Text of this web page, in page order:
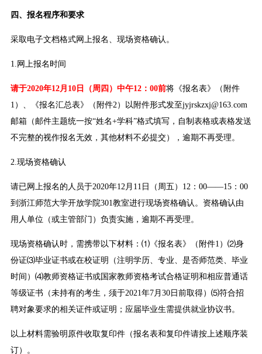
四、报名程序和要求
采取电子文档格式网上报名、现场资格确认。
1.网上报名时间
请于2020年12月10日（周四）中午12：00前将《报名表》（附件
1）、《报名汇总表》（附件2）以附件形式发至jyjrskzxj@163.com
邮箱（邮件主题统一按“姓名+学科”格式填写，自制表格或表格发送
不完整的视作报名无效，其他材料不必提交），逾期不再受理。
2.现场资格确认
请已网上报名的人员于2020年12月11日（周五）12：00——15：00
到浙江师范大学开放学院301教室进行现场资格确认。资格确认由
用人单位（或主管部门）负责实施，逾期不再受理。
现场资格确认时，需携带以下材料：⑴《报名表》（附件1）⑵身
份证⑶毕业证书或在校证明（注明学历、专业、是否师范类、毕业
时间）⑷教师资格证书或国家教师资格考试合格证明和相应普通话
等级证书（未持有的考生，须于2021年7月30日前取得）⑸符合招
聘对象要求的相关证件或证明；应届毕业生需提供就业协议书。
以上材料需验明原件收取复印件（报名表和复印件请按上述顺序装
订）。